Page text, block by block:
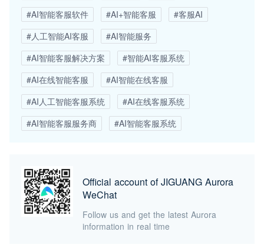
#AI智能客服软件
#AI+智能客服
#客服AI
#人工智能AI客服
#AI智能服务
#AI智能客服解决方案
#智能AI客服系统
#AI在线智能客服
#AI智能在线客服
#AI人工智能客服系统
#AI在线客服系统
#AI智能客服服务商
#AI智能客服系统
Official account of JIGUANG Aurora
WeChat
Follow us and get the latest Aurora
information in real time